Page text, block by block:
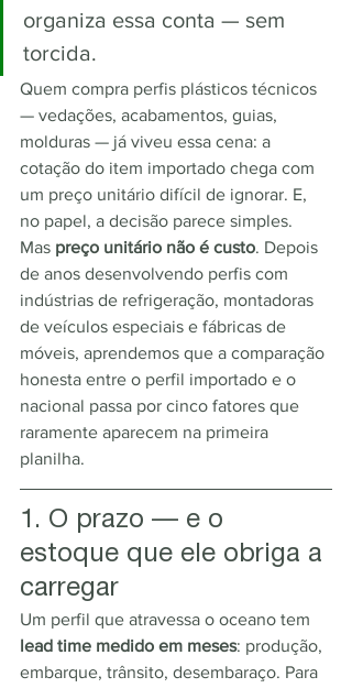
organiza essa conta — sem
torcida.
Quem compra perfis plásticos técnicos
— vedações, acabamentos, guias,
molduras — já viveu essa cena: a
cotação do item importado chega com
um preço unitário difícil de ignorar. E,
no papel, a decisão parece simples.
Mas preço unitário não é custo. Depois
de anos desenvolvendo perfis com
indústrias de refrigeração, montadoras
de veículos especiais e fábricas de
móveis, aprendemos que a comparação
honesta entre o perfil importado e o
nacional passa por cinco fatores que
raramente aparecem na primeira
planilha.
1. O prazo — e o
estoque que ele obriga a
carregar
Um perfil que atravessa o oceano tem
lead time medido em meses: produção,
embarque, trânsito, desembaraço. Para